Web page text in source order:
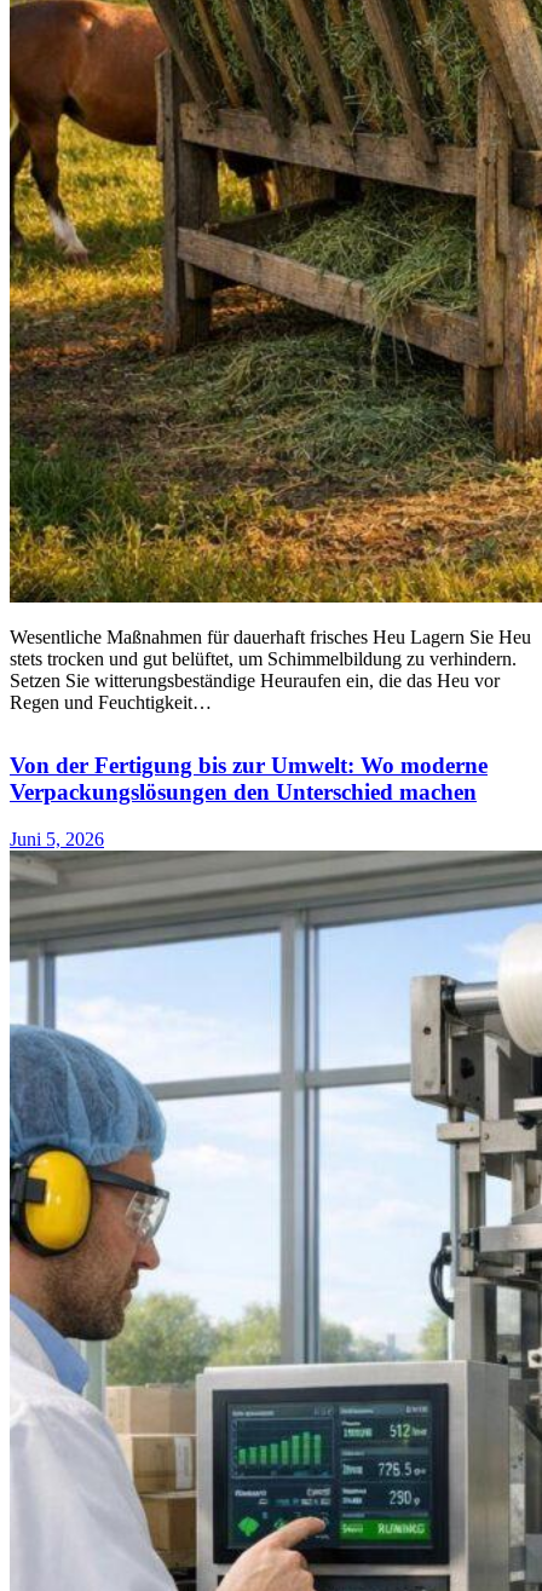
Wesentliche Maßnahmen für dauerhaft frisches Heu Lagern Sie Heu
stets trocken und gut belüftet, um Schimmelbildung zu verhindern.
Setzen Sie witterungsbeständige Heuraufen ein, die das Heu vor
Regen und Feuchtigkeit…
Von der Fertigung bis zur Umwelt: Wo moderne
Verpackungslösungen den Unterschied machen
Juni 5, 2026